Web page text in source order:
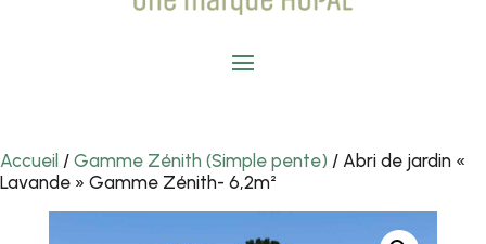
Accueil / Gamme Zénith (Simple pente) / Abri de jardin «
Lavande » Gamme Zénith- 6,2m²